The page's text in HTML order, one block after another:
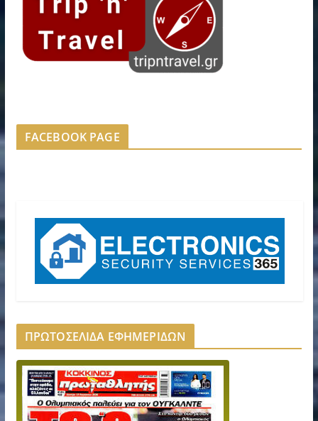
FACEBOOK PAGE
ΠΡΩΤΟΣΕΛΙΔΑ ΕΦΗΜΕΡΙΔΩΝ